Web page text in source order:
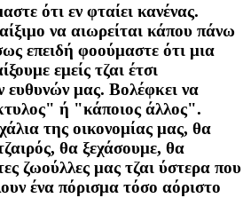
ότι εν φταίει κανένας.
να αιωρείται κάπου πάνω
επειδή φοούμαστε ότι μια
εμείς τζαι έτσι
ευθυνών μας. Βολέφκει να
ή "κάποιος άλλος".
της οικονομίας μας, θα
θα ξεχάσουμε, θα
ζωούλλες μας τζαι ύστερα που
ένα πόρισμα τόσο αόριστο